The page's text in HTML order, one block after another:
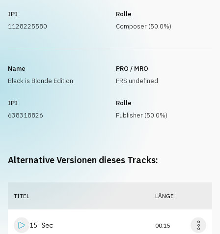
IPI
1128225580
Rolle
Composer (50.0%)
Name
Black is Blonde Edition
PRO / MRO
PRS undefined
IPI
638318826
Rolle
Publisher (50.0%)
Alternative Versionen dieses Tracks:
TITEL LÄNGE
15 Sec 00:15